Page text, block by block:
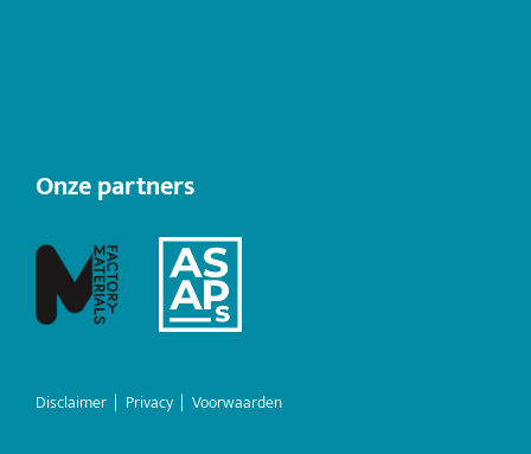
Onze partners
Disclaimer | Privacy | Voorwaarden